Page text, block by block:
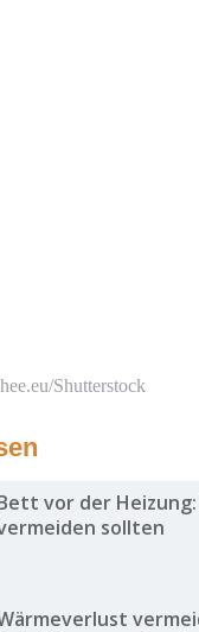
Shutterstock
vor der Heizung:
sollten